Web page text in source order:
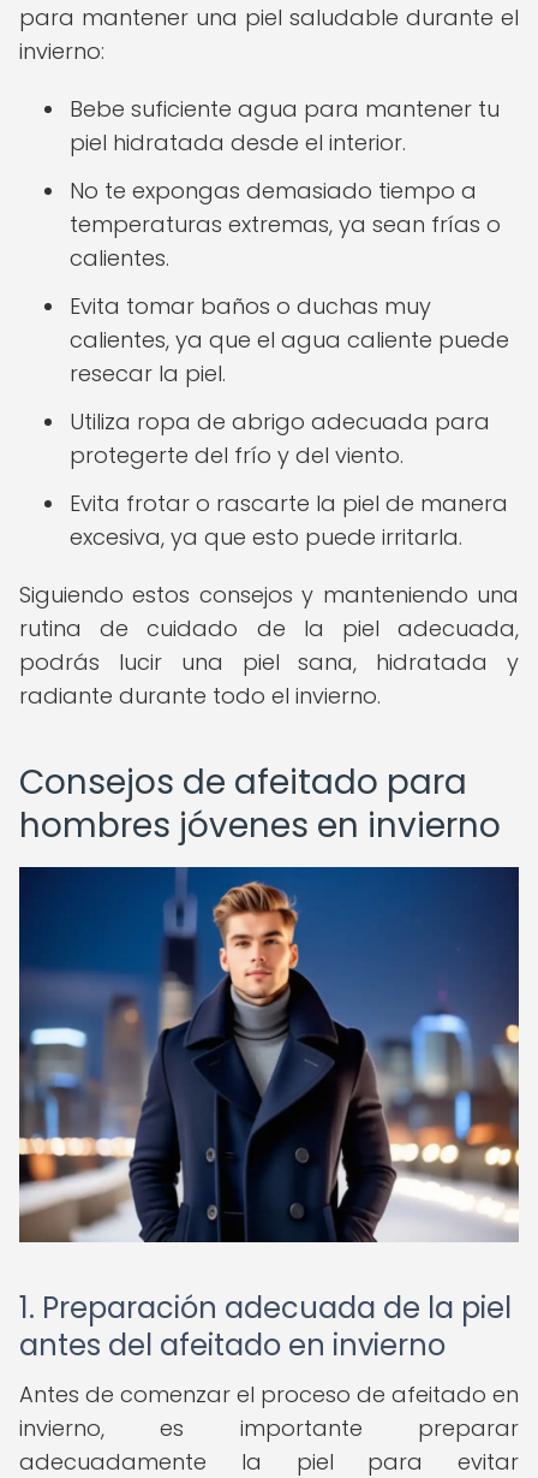
para mantener una piel saludable durante el
invierno:
Bebe suficiente agua para mantener tu
piel hidratada desde el interior.
No te expongas demasiado tiempo a
temperaturas extremas, ya sean frías o
calientes.
Evita tomar baños o duchas muy
calientes, ya que el agua caliente puede
resecar la piel.
Utiliza ropa de abrigo adecuada para
protegerte del frío y del viento.
Evita frotar o rascarte la piel de manera
excesiva, ya que esto puede irritarla.
Siguiendo estos consejos y manteniendo una
rutina de cuidado de la piel adecuada,
podrás lucir una piel sana, hidratada y
radiante durante todo el invierno.
Consejos de afeitado para
hombres jóvenes en invierno
1. Preparación adecuada de la piel
antes del afeitado en invierno
Antes de comenzar el proceso de afeitado en
invierno, es importante preparar
adecuadamente la piel para evitar